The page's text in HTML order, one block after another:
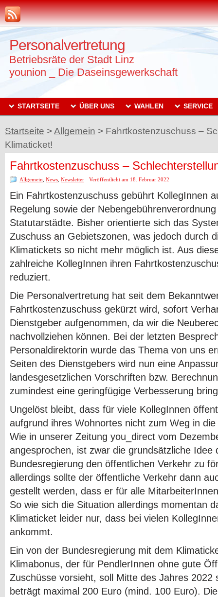
Personalvertretung
Betriebsräte der Stadt Linz
younion _ Die Daseinsgewerkschaft
STARTSEITE ÜBER UNS WAHLEN SERVICE
Startseite > Allgemein > Fahrtkostenzuschuss –
Klimaticket!
Fahrtkostenzuschuss –
Allgemein News Newsletter Veröffentlicht am 18. Februar 2022
Ein Fahrtkostenzuschuss gebührt KollegInnen
Regelung sowie der
Statutarstädte. Bisher orientierte sich das
Zuschuss an Gebietszonen, was jedoch durch
Klimatickets so nicht mehr möglich ist. Aus
zahlreiche KollegInnen ihren
reduziert.
Die Personalvertretung hat seit dem
Fahrtkostenzuschuss gekürzt wird, sofort
Dienstgeber aufgenommen, da wir die
nachvollziehen können. Bei der letzten
Personaldirektorin wurde das Thema von uns
Seiten des Dienstgebers wird nun eine
landesgesetzlichen Vorschriften bzw.
zumindest eine geringfügige Verbesserung
Ungelöst bleibt, dass für viele KollegInnen
aufgrund ihres Wohnortes nicht zum Weg in
Wie in unserer Zeitung you_direct vom
angesprochen, ist zwar die grundsätzliche Idee
Bundesregierung den öffentlichen Verkehr zu
allerdings sollte der öffentliche Verkehr dann
gestellt werden, dass er für alle
So wie sich die Situation allerdings momentan
Klimaticket leider nur, dass bei vielen
ankommt.
Ein von der Bundesregierung mit dem
Klimabonus, der für PendlerInnen ohne gute
Zuschüsse vorsieht, soll Mitte des Jahres 2022
beträgt maximal 200 Euro (mind. 100 Euro).